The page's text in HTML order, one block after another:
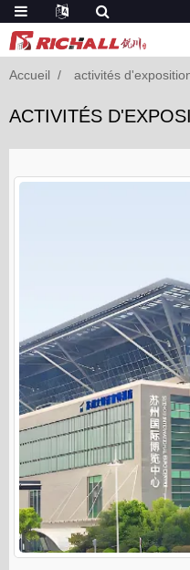
Accueil activités
ACTIVITÉS